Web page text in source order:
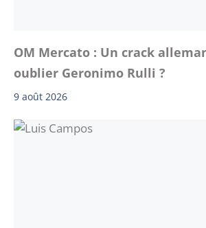
OM Mercato : Un crack
oublier Geronimo Rulli ?
9 août 2026